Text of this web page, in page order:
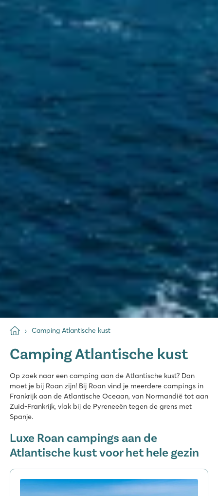
Camping Atlantische kust
Camping Atlantische kust
Op zoek naar een camping aan de Atlantische kust? Dan
moet je bij Roan zijn! Bij Roan vind je meerdere campings in
Frankrijk aan de Atlantische Oceaan, van Normandië tot aan
Zuid-Frankrijk, vlak bij de Pyreneeën tegen de grens met
Spanje.
Luxe Roan campings aan de
Atlantische kust voor het hele gezin